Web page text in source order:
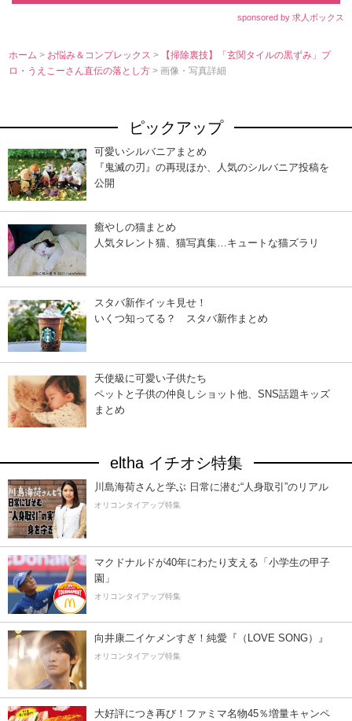
sponsored by 求人ボックス
ホーム > お悩み＆コンプレックス>
【掃除裏技】「玄関タイルの黒ずみ」プ
ロ・うえこーさん直伝の落とし方> 画像・写真詳細
ピックアップ
可愛いシルバニアまとめ
『鬼滅の刃』の再現ほか、人気のシルバニア投稿を
公開
癒やしの猫まとめ
人気タレント猫、猫写真集…キュートな猫ズラリ
スタバ新作イッキ見せ！
いくつ知ってる？ スタバ新作まとめ
天使級に可愛い子供たち
ペットと子供の仲良しショット他、SNS話題キッズ
まとめ
eltha イチオシ特集
川島海荷さんと学ぶ 日常に潜む“人身取引”のリアル
オリコンタイアップ特集
マクドナルドが40年にわたり支える「小学生の甲子
園」
オリコンタイアップ特集
向井康二イケメンすぎ！純愛『（LOVE SONG）』
オリコンタイアップ特集
大好評につき再び！ファミマ名物45％増量キャンペ